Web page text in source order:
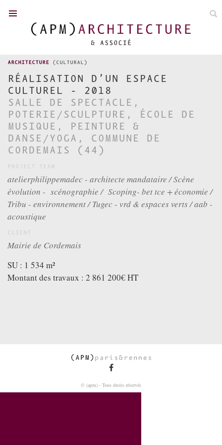
ARCHITECTURE (CULTURAL)
RÉALISATION D’UN ESPACE
CULTUREL - 2018
SALLE DE SPECTACLE,
POTERIE/SCULPTURE, ÉCOLE DE
MUSIQUE, PEINTURE &
DANSE/YOGA, COMMUNE DE
CORDEMAIS (44)
PROJECT TEAM
atelierphilippemadec - architecte mandataire / Scène
évolution - scénographie / Scoping- bet tce + économie /
Tribu - environnement / Tugec - vrd & espaces verts / aab -
acoustique
CLIENT
Mairie de Cordemais
SU : 1 534 m²
Montant des travaux : 2 861 200€ HT
© (apm) - Tous droits réservés
FR
TOWN PLANNING
NEWS
ACHIEVEMENTS
COMPETITIONS
P. MADEC
TEAM
DISTINCTION
CONTACT
GREATFULL